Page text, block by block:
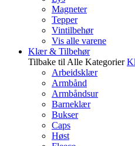
Magneter
Tepper
Vintilbehør
Vis alle varene
Klær & Tilbehør
Tilbake til Alle Kategorier
Arbeidsklær
Armbånd
Armbåndsur
Barneklær
Bukser
Caps
Høst